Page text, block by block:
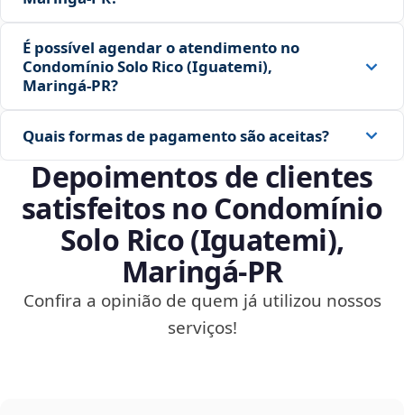
É possível agendar o atendimento no
Condomínio Solo Rico (Iguatemi),
Maringá‑PR?
Quais formas de pagamento são aceitas?
Depoimentos de clientes
satisfeitos no Condomínio
Solo Rico (Iguatemi),
Maringá‑PR
Confira a opinião de quem já utilizou nossos
serviços!